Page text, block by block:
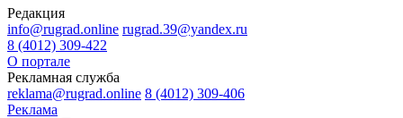
Редакция
info@rugrad.online rugrad.39@yandex.ru
8 (4012) 309-422
О портале
Рекламная служба
reklama@rugrad.online 8 (4012) 309-406
Реклама